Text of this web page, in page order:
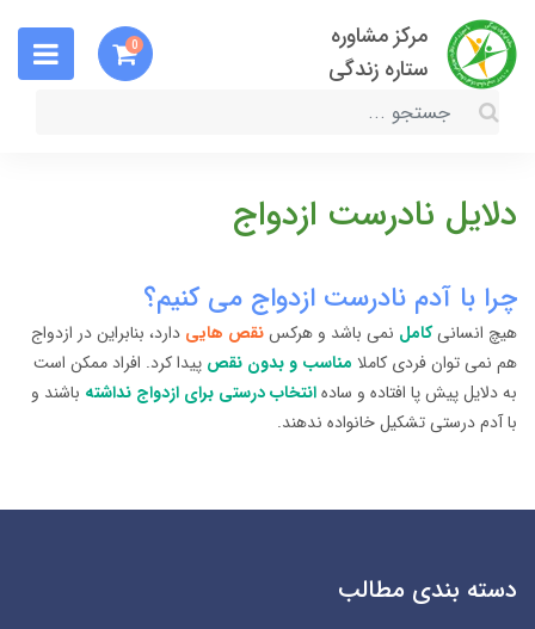
مرکز مشاوره
ستاره زندگی
0
دلایل نادرست ازدواج
چرا با آدم نادرست ازدواج می کنیم؟
هیچ انسانیکامل نمی باشد و هرکسنقص هایی دارد، بنابراین در ازدواج
هم نمی توان فردی کاملا مناسب و بدون نقص پیدا کرد. افراد ممکن است
به دلایل پیش پا افتاده و سادهانتخاب درستی برای ازدواج نداشته باشند و
با آدم درستی تشکیل خانواده ندهند.
دسته بندی مطالب